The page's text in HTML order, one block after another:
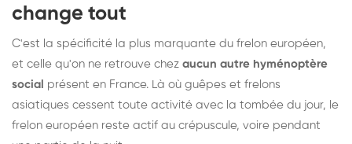
change tout
C'est la spécificité la plus marquante du frelon européen,
et celle qu'on ne retrouve chez aucun autre hyménoptère
social présent en France. Là où guêpes et frelons
asiatiques cessent toute activité avec la tombée du jour, le
frelon européen reste actif au crépuscule, voire pendant